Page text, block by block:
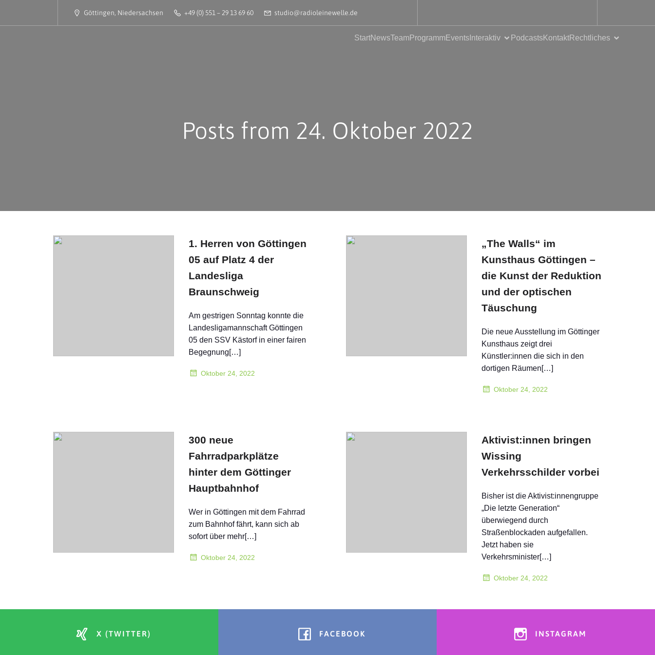
Göttingen, Niedersachsen +49 (0) 551 – 29 13 69 60 studio@radioleinewelle.de
StartNewsTeam Programm Events Interaktiv PodcastsKontaktRechtliches
Posts from 24. Oktober 2022
1. Herren von Göttingen
05 auf Platz 4 der
Landesliga
Braunschweig
Am gestrigen Sonntag konnte die
Landesligamannschaft Göttingen
05 den SSV Kästorf in einer fairen
Begegnung[…]
Oktober 24, 2022
„The Walls“ im
Kunsthaus Göttingen –
die Kunst der Reduktion
und der optischen
Täuschung
Die neue Ausstellung im Göttinger
Kunsthaus zeigt drei
Künstler:innen die sich in den
dortigen Räumen[…]
Oktober 24, 2022
300 neue
Fahrradparkplätze
hinter dem Göttinger
Hauptbahnhof
Wer in Göttingen mit dem Fahrrad
zum Bahnhof fährt, kann sich ab
sofort über mehr[…]
Oktober 24, 2022
Aktivist:innen bringen
Wissing
Verkehrsschilder vorbei
Bisher ist die Aktivist:innengruppe
„Die letzte Generation“
überwiegend durch
Straßenblockaden aufgefallen.
Jetzt haben sie
Verkehrsminister[…]
Oktober 24, 2022
X (TWITTER) FACEBOOK INSTAGRAM